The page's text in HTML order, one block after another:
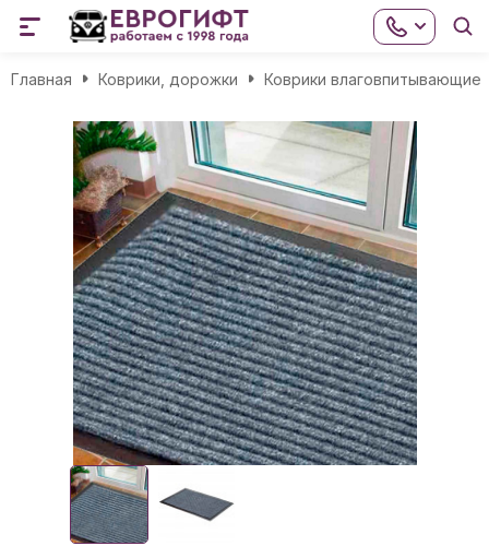
Главная Коврики, дорожки Коврики влаговпитывающие